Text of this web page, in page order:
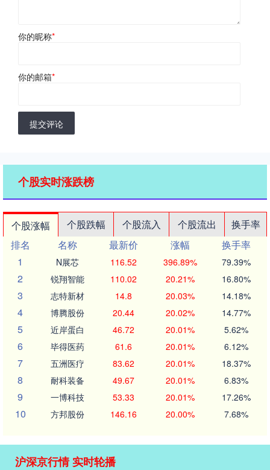
你的昵称*
你的邮箱*
提交评论
个股实时涨跌榜
个股涨幅 个股跌幅 个股流入 个股流出
换手率
排名
名称 最新价 涨幅
换手率
1
N展芯 116.52 396.89% 79.39%
2 锐翔智能 110.02 20.21% 16.80%
3 志特新材 14.8 20.03% 14.18%
4 博腾股份 20.44 20.02% 14.77%
5 近岸蛋白 46.72 20.01% 5.62%
6 毕得医药 61.6 20.01% 6.12%
7 五洲医疗 83.62 20.01% 18.37%
8 耐科装备 49.67 20.01% 6.83%
9 一博科技 53.33 20.01% 17.26%
10 方邦股份 146.16 20.00% 7.68%
沪深京行情 实时轮播